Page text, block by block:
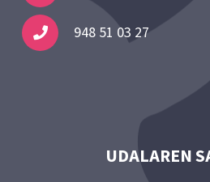
948 51 03 27
UDALAREN